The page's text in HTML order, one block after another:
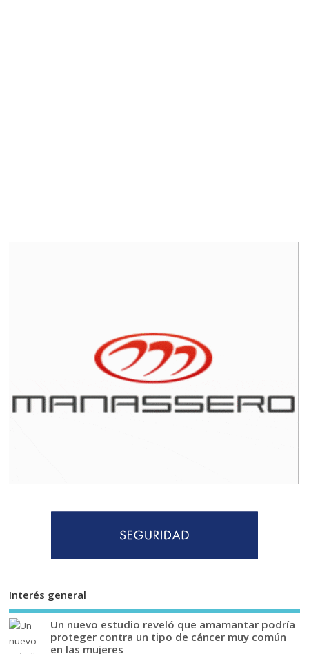
Interés general
Un nuevo estudio reveló que amamantar podría
proteger contra un tipo de cáncer muy común
en las mujeres